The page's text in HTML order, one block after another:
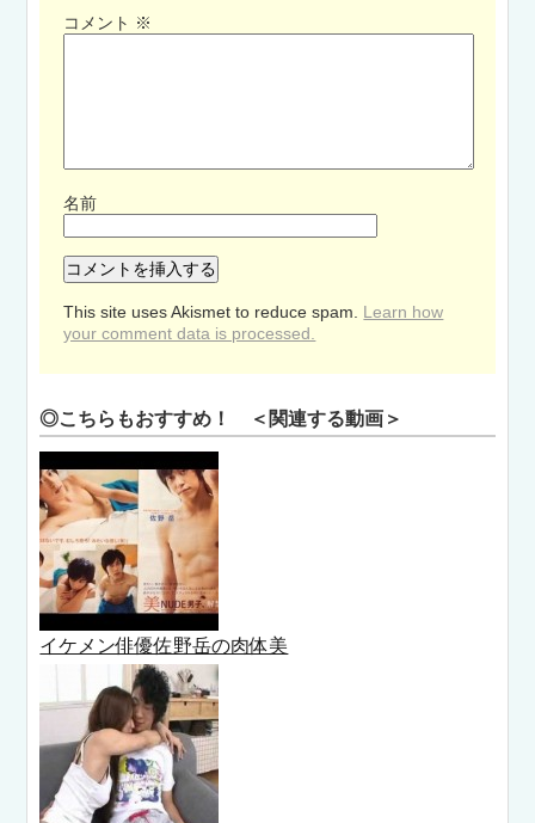
コメント ※
名前
This site uses Akismet to reduce spam. Learn how
your comment data is processed.
◎こちらもおすすめ！ ＜関連する動画＞
イケメン俳優佐野岳の肉体美